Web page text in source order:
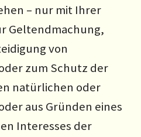
– nur mit Ihrer
Geltendmachung,
von
zum Schutz der
natürlichen oder
aus Gründen eines
Interesses der